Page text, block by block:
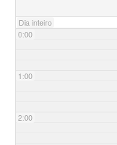
Dia inteiro
0:00
1:00
2:00